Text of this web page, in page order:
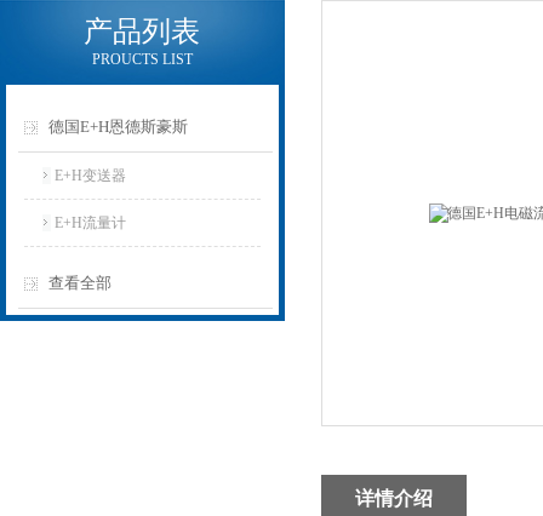
产品列表
PROUCTS LIST
德国E+H恩德斯豪斯
E+H变送器
E+H流量计
查看全部
详情介绍